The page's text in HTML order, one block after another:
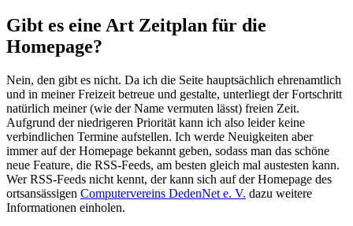
Gibt es eine Art Zeitplan für die
Homepage?
Nein, den gibt es nicht. Da ich die Seite hauptsächlich ehrenamtlich
und in meiner Freizeit betreue und gestalte, unterliegt der Fortschritt
natürlich meiner (wie der Name vermuten lässt) freien Zeit.
Aufgrund der niedrigeren Priorität kann ich also leider keine
verbindlichen Termine aufstellen. Ich werde Neuigkeiten aber
immer auf der Homepage bekannt geben, sodass man das schöne
neue Feature, die RSS-Feeds, am besten gleich mal austesten kann.
Wer RSS-Feeds nicht kennt, der kann sich auf der Homepage des
ortsansässigen Computervereins DedenNet e. V. dazu weitere
Informationen einholen.